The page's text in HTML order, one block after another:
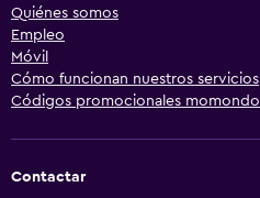
Quiénes somos
Empleo
Móvil
Cómo funcionan nuestros servicios
Códigos promocionales momondo
Contactar